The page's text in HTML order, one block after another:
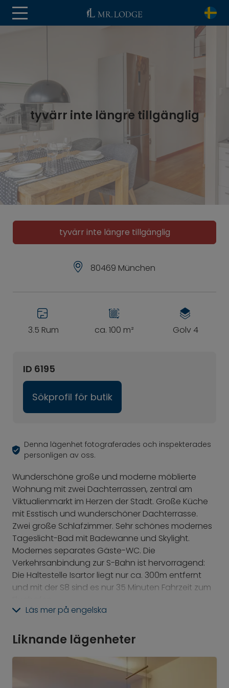
tyvärr inte längre tillgänglig
tyvärr inte längre tillgänglig
80469 München
3.5 Rum ca. 100 m² Golv 4
ID 6195
Sökprofil för butik
Denna lägenhet fotograferades och inspekterades
personligen av oss.
Wunderschöne große und moderne möblierte
Wohnung mit zwei Dachterrassen, zentral am
Viktualienmarkt im Herzen der Stadt. Große Küche
mit Esstisch und wunderschöner Dachterrasse.
Zwei große Schlafzimmer. Sehr schönes modernes
Tageslicht-Bad mit Badewanne und Skylight.
Modernes separates Gäste-WC. Die
Verkehrsanbindung zur S-Bahn ist hervorragend:
Die Haltestelle Isartor liegt nur ca. 300m entfernt
und mit der S8 sind es nur 35 Minuten Fahrzeit zum
Beste Einkaufsmöglichkeiten: Alle Geschäfte des
Obst- und Gemüsehändler, Apotheke, Bäcker,
Metzger, Reinigung, Blumengeschäft,
Buchhandlung und Boutiquen, sowie der
Viktualienmarkt quasi vor dem Haus bzw. sehr
Läs mer på engelska
Liknande lägenheter